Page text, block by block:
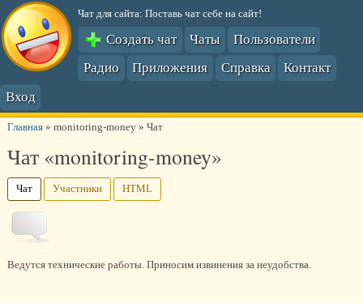
Чат для сайта: Поставь чат себе на сайт!
Создать чат Чаты
Пользователи
Радио
Приложения Справка
Контакт
Вход
Главная» monitoring-money» Чат
Чат «monitoring-money»
Чат Участники HTML